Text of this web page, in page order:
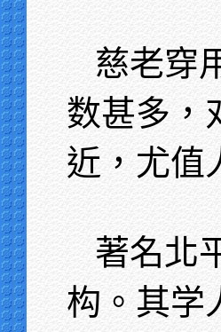
慈老穿
数甚多，
近，尤值
著名北
构。其学